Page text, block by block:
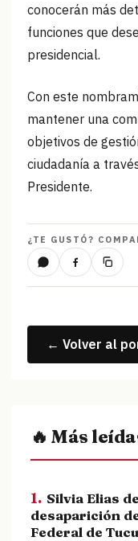
conocerán más
funciones que
presidencial.
Con este
mantener una
objetivos de
ciudadanía a
Presidente.
¿TE GUSTÓ?
← Volver al
🔥 Más
1. Silvia Elias
desaparición
Federal de